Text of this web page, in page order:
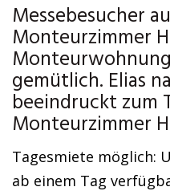
Messebesucher
Monteurzimmer
gemütlich. Elias
beeindruckt zum
Monteurzimmer
Tagesmiete möglich:
ab einem Tag